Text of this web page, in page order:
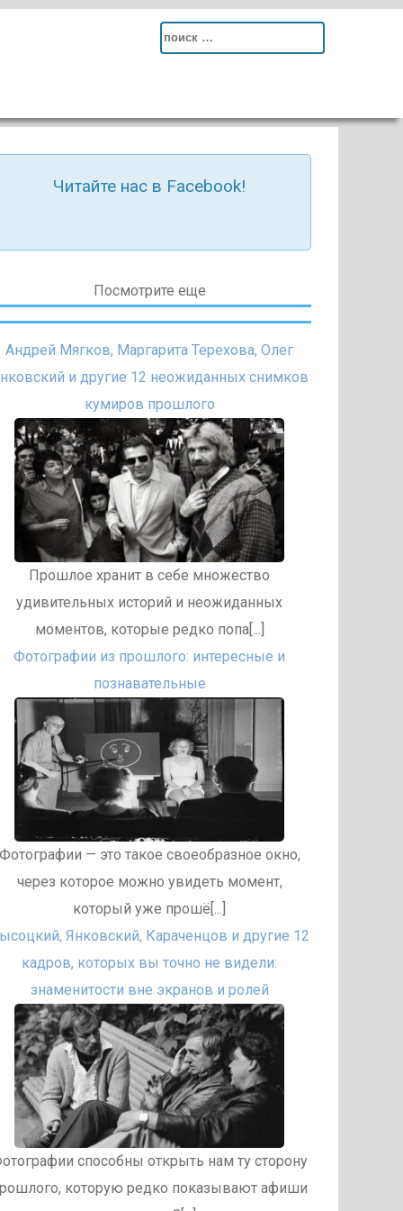
Search
Читайте нас в Facebook!
Посмотрите еще
Андрей Мягков, Маргарита Терехова, Олег
и другие 12 неожиданных снимков
кумиров прошлого
Прошлое хранит в себе множество
удивительных историй и неожиданных
моментов, которые редко попа[...]
Фотографии из прошлого: интересные и
познавательные
Фотографии — это такое своеобразное окно,
через которое можно увидеть момент,
который уже прошё[...]
Янковский, Караченцов и другие 12
кадров, которых вы точно не видели:
знаменитости вне экранов и ролей
способны открыть нам ту сторону
которую редко показывают афиши